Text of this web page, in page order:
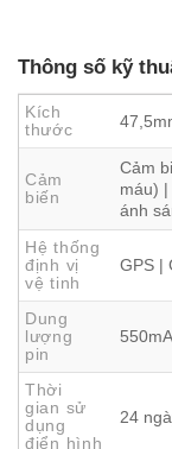
Thông số kỹ
Kích
thước
Cảm
biến
Cảm
máu)
ánh
Hệ thống
định vị
vệ tinh
GPS |
Dung
lượng
pin
Thời
gian sử
dụng
điển hình
24